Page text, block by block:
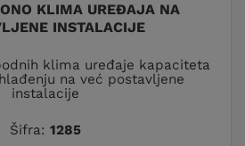
KLIMA UREĐAJA NA
INSTALACIJE
klima uređaje kapaciteta
na već postavljene
instalacije
Šifra: 1285